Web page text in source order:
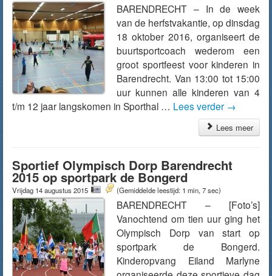
BARENDRECHT – In de week
van de herfstvakantie, op dinsdag
18 oktober 2016, organiseert de
buurtsportcoach wederom een
groot sportfeest voor kinderen in
Barendrecht. Van 13:00 tot 15:00
uur kunnen alle kinderen van 4
t/m 12 jaar langskomen in Sporthal … Lees verder →
Lees meer
Sportief Olympisch Dorp Barendrecht
2015 op sportpark de Bongerd
Vrijdag 14 augustus 2015 (Gemiddelde leestijd: 1 min, 7 sec)
BARENDRECHT – [Foto’s]
Vanochtend om tien uur ging het
Olympisch Dorp van start op
sportpark de Bongerd.
Kinderopvang Eiland Marlyne